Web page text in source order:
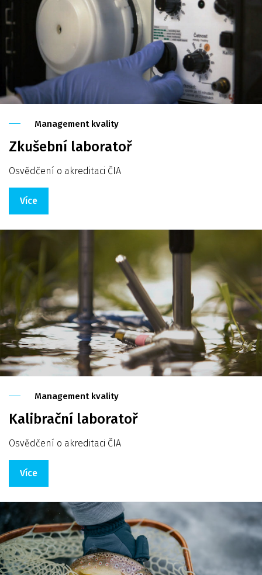
Management kvality
Zkušební laboratoř
Osvědčení o akreditaci ČIA
Více
Management kvality
Kalibrační laboratoř
Osvědčení o akreditaci ČIA
Více